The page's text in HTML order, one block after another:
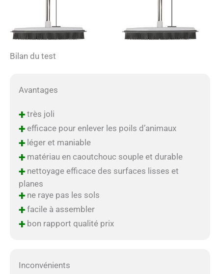
Bilan du test
Avantages
+très joli
+efficace pour enlever les poils d’animaux
+léger et maniable
+matériau en caoutchouc souple et durable
+nettoyage efficace des surfaces lisses et
planes
+ne raye pas les sols
+facile à assembler
+bon rapport qualité prix
Inconvénients